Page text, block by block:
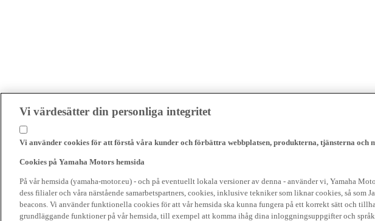
Vi värdesätter din personliga integritet
Vi använder cookies för att förstå våra kunder och förbättra webbplatsen, produkterna, tjänsterna och
Cookies på Yamaha Motors hemsida
På vår hemsida (yamaha-motor.eu) - och på eventuellt lokala versioner av denna - använder vi, Yamaha
dess filialer och våra närstående samarbetspartners, cookies, inklusive tekniker som liknar cookies, så som
beacons. Vi använder funktionella cookies för att vår hemsida ska kunna fungera på ett korrekt sätt och
grundläggande funktioner på vår hemsida, till exempel att komma ihåg dina inloggningsuppgifter och